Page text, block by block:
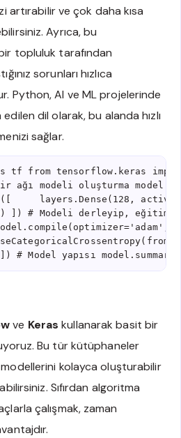
artırabilir ve çok daha kısa
Ayrıca, bu
topluluk tarafından
sorunları hızlıca
Python, AI ve ML projelerinde
dil olarak, bu alanda hızlı
sağlar.
tf from tensorflow.keras
ağı modeli oluşturma model =
layers.Dense(128,
]) # Modeli derleyip, eğitim
# Model yapısı
ve Keras kullanarak basit bir
Bu tür kütüphaneler
modellerini kolayca oluşturabilir
Sıfırdan algoritma
çalışmak, zaman